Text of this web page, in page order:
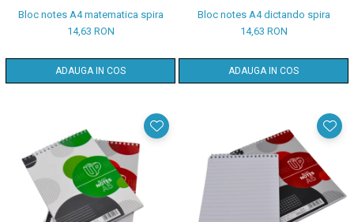
Bloc notes A4 matematica spira
14,63 RON
ADAUGA IN COS
Bloc notes A4 dictando spira
14,63 RON
ADAUGA IN COS